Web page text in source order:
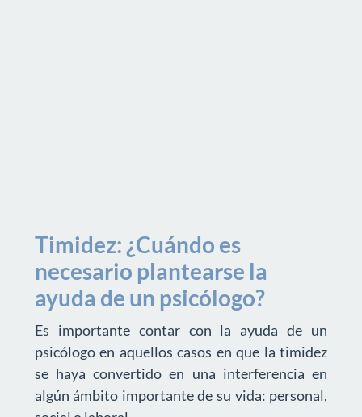
Timidez: ¿Cuándo es
necesario plantearse la
ayuda de un psicólogo?
Es importante contar con la ayuda de un
psicólogo en aquellos casos en que la timidez
se haya convertido en una interferencia en
algún ámbito importante de su vida: personal,